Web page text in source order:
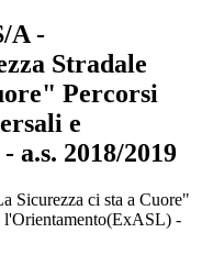
A -
Stradale
Percorsi
e
2018/2019
Sicurezza ci sta a Cuore"
l'Orientamento(ExASL) -